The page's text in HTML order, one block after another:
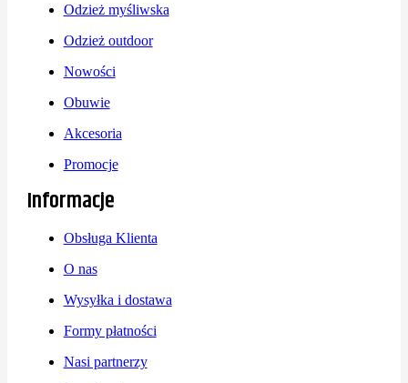
Odzież myśliwska
Odzież outdoor
Nowości
Obuwie
Akcesoria
Promocje
Informacje
Obsługa Klienta
O nas
Wysyłka i dostawa
Formy płatności
Nasi partnerzy